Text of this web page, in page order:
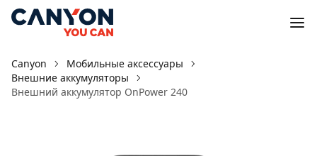
Canyon
Мобильные аксессуары
Внешние аккумуляторы
Внешний аккумулятор OnPower 240